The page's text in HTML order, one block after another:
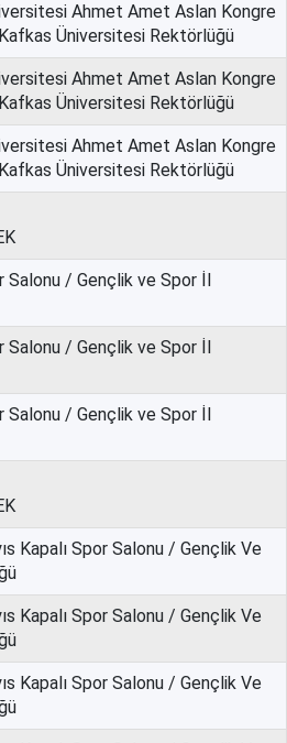
Ahmet Amet Aslan Kongre
Üniversitesi Rektörlüğü
Ahmet Amet Aslan Kongre
Üniversitesi Rektörlüğü
Ahmet Amet Aslan Kongre
Üniversitesi Rektörlüğü
Salonu / Gençlik ve Spor İl
Salonu / Gençlik ve Spor İl
Salonu / Gençlik ve Spor İl
Kapalı Spor Salonu / Gençlik Ve
Kapalı Spor Salonu / Gençlik Ve
Kapalı Spor Salonu / Gençlik Ve